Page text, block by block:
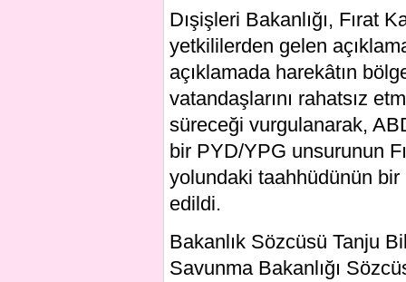
Dışişleri Bakanlığı, Fırat
yetkililerden gelen
açıklamada harekâtın
vatandaşlarını rahatsız
süreceği vurgulanarak,
bir PYD/YPG unsurunun
yolundaki taahhüdünün
edildi.
Bakanlık Sözcüsü Tanju
Savunma Bakanlığı